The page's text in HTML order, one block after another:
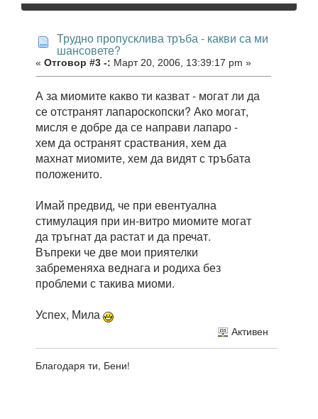
Трудно пропусклива тръба - какви са ми
шансовете?
« Отговор #3 -: Март 20, 2006, 13:39:17 pm »
А за миомите какво ти казват - могат ли да
се отстранят лапароскопски? Ако могат,
мисля е добре да се направи лапаро -
хем да остранят сраствания, хем да
махнат миомите, хем да видят с тръбата
положенито.
Имай предвид, че при евентуална
стимулация при ин-витро миомите могат
да тръгнат да растат и да пречат.
Въпреки че две мои приятелки
забременяха веднага и родиха без
проблеми с такива миоми.
Успех, Мила
Активен
Благодаря ти, Бени!